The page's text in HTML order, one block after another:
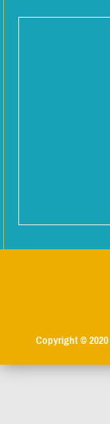
Copyright © 2020